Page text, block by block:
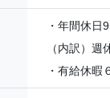
・年間休日
（内訳）
・有給休暇